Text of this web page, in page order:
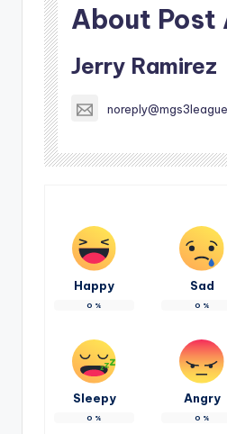
About Post
Jerry Ramirez
Happy
0 %
Sad
0 %
Sleepy
0 %
Angry
0 %